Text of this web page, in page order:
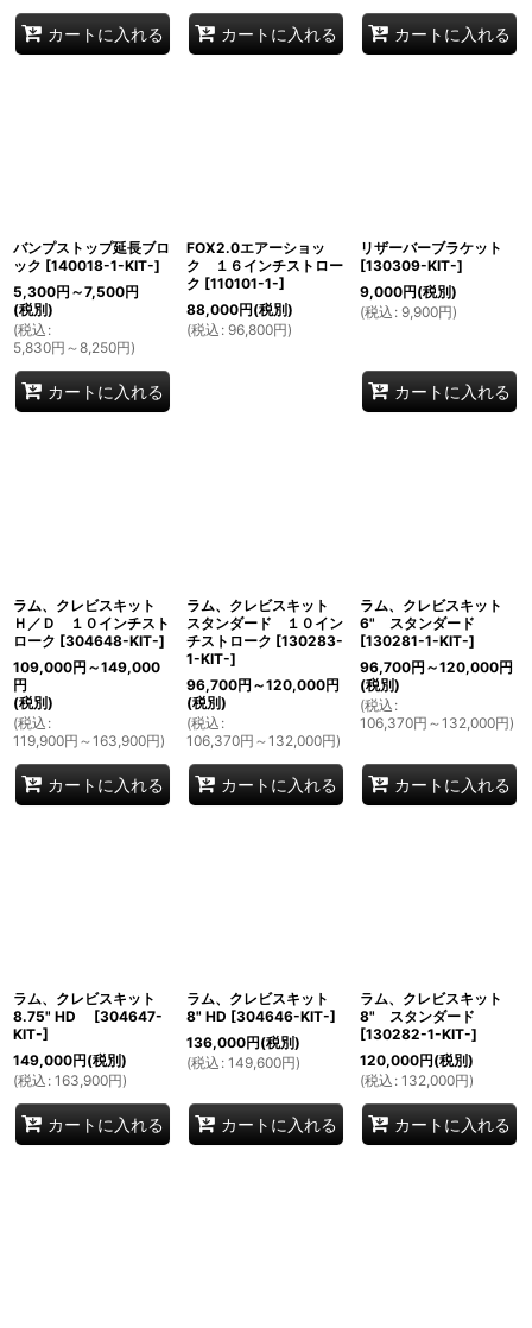
カートに入れる カートに入れる カートに入れる
バンプストップ延長ブロ
ック [140018-1-KIT-]
5,300円 ～7,500円
(税別)
(税込 :
5,830円 ～8,250円)
カートに入れる
FOX2.0エアーショッ
ク １６インチストロー
ク [110101-1-]
88,000円(税別)
(税込 : 96,800円)
リザーバーブラケット
[130309-KIT-]
9,000円(税別)
(税込 : 9,900円)
カートに入れる
ラム、クレビスキット
Ｈ／Ｄ １０インチスト
ローク [304648-KIT-]
109,000円 ～149,000
円
(税別)
(税込 :
119,900円 ～163,900円)
カートに入れる
ラム、クレビスキット
スタンダード １０イン
チストローク [130283-
1-KIT-]
96,700円 ～120,000円
(税別)
(税込 :
106,370円 ～132,000円)
カートに入れる
ラム、クレビスキット
6" スタンダード
[130281-1-KIT-]
96,700円 ～120,000円
(税別)
(税込 :
106,370円 ～132,000円)
カートに入れる
ラム、クレビスキット
8.75" HD
[304647-
KIT-]
149,000円(税別)
(税込 : 163,900円)
カートに入れる
ラム、クレビスキット
8" HD [304646-KIT-]
136,000円(税別)
(税込 : 149,600円)
カートに入れる
ラム、クレビスキット
8" スタンダード
[130282-1-KIT-]
120,000円(税別)
(税込 : 132,000円)
カートに入れる